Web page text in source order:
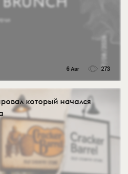
6 Авг 273
который начался